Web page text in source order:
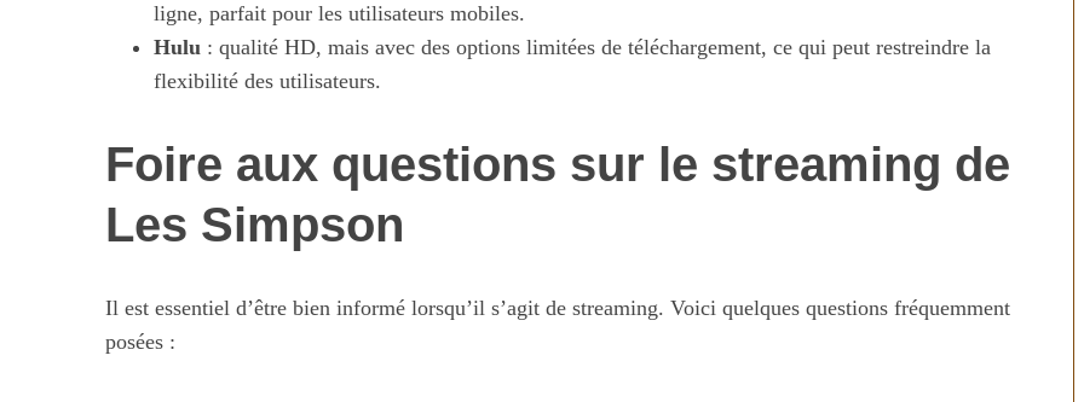
ligne, parfait pour les utilisateurs mobiles.
Hulu : qualité HD, mais avec des options limitées de téléchargement, ce qui peut restreindre la
flexibilité des utilisateurs.
Foire aux questions sur le streaming de
Les Simpson
Il est essentiel d’être bien informé lorsqu’il s’agit de streaming. Voici quelques questions fréquemment
posées :